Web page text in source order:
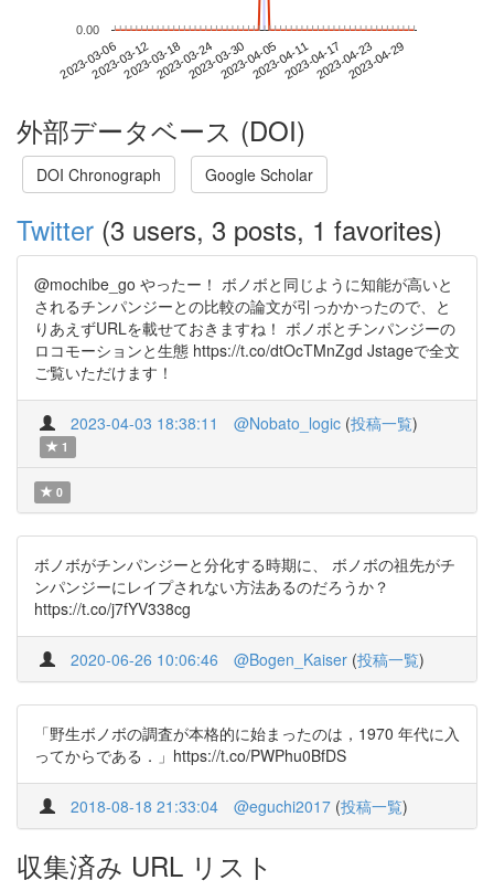
2023-03-062023-03-122023-03-182023-03-242023-03-302023-04-052023-04-112023-04-172023-04-232023-04-29
0.00
外部データベース (DOI)
DOI Chronograph Google Scholar
Twitter (3 users, 3 posts, 1 favorites)
@mochibe_go やったー！ ボノボと同じように知能が高いと
されるチンパンジーとの比較の論文が引っかかったので、と
りあえずURLを載せておきますね！ ボノボとチンパンジーの
ロコモーションと生態 https://t.co/dtOcTMnZgd Jstageで全文
ご覧いただけます！
2023-04-03 18:38:11 @Nobato_logic (投稿一覧)
1
0
ボノボがチンパンジーと分化する時期に、 ボノボの祖先がチ
ンパンジーにレイプされない方法あるのだろうか？
https://t.co/j7fYV338cg
2020-06-26 10:06:46 @Bogen_Kaiser (投稿一覧)
「野生ボノボの調査が本格的に始まったのは，1970 年代に入
ってからである．」https://t.co/PWPhu0BfDS
2018-08-18 21:33:04 @eguchi2017 (投稿一覧)
収集済み URL リスト